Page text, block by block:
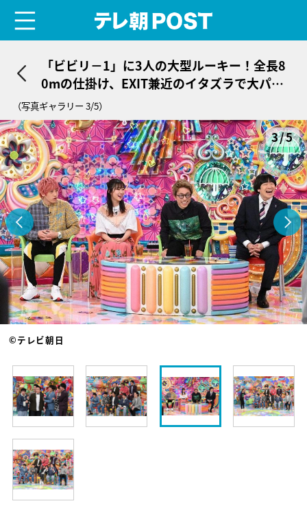
「ビビリ－1」に3人の大型ルーキー！全長8
0mの仕掛け、EXIT兼近のイタズラで大パニ
ック
（写真ギャラリー 3/5）
3/5
©テレビ朝日